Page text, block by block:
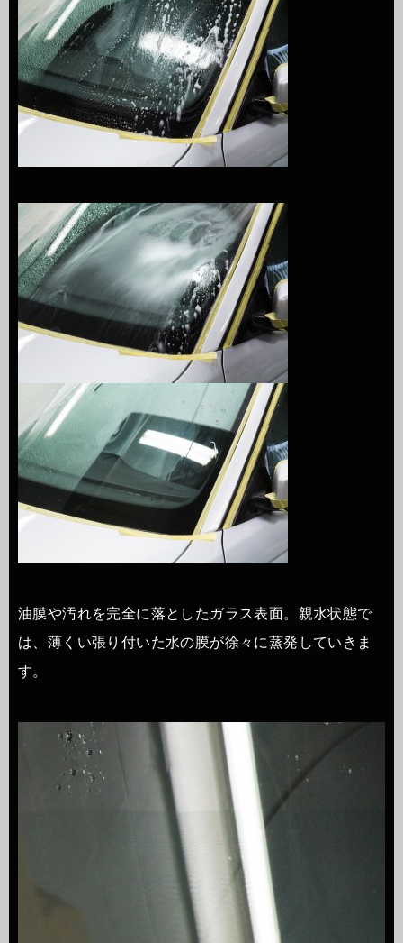
油膜や汚れを完全に落としたガラス表面。親水状態で
は、薄くい張り付いた水の膜が徐々に蒸発していきま
す。